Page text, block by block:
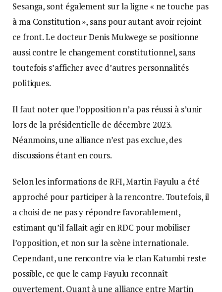
Sesanga, sont également sur la ligne « ne touche pas
à ma Constitution », sans pour autant avoir rejoint
ce front. Le docteur Denis Mukwege se positionne
aussi contre le changement constitutionnel, sans
toutefois s’afficher avec d’autres personnalités
politiques.
Il faut noter que l’opposition n’a pas réussi à s’unir
lors de la présidentielle de décembre 2023.
Néanmoins, une alliance n’est pas exclue, des
discussions étant en cours.
Selon les informations de RFI, Martin Fayulu a été
approché pour participer à la rencontre. Toutefois, il
a choisi de ne pas y répondre favorablement,
estimant qu’il fallait agir en RDC pour mobiliser
l’opposition, et non sur la scène internationale.
Cependant, une rencontre via le clan Katumbi reste
possible, ce que le camp Fayulu reconnaît
ouvertement. Quant à une alliance entre Martin